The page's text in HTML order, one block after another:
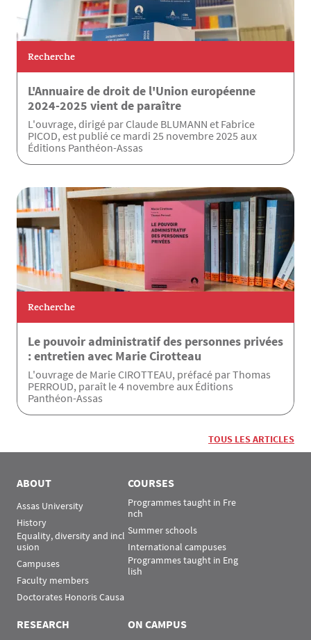
Recherche
L'Annuaire de droit de l'Union européenne
2024-2025 vient de paraître
L'ouvrage, dirigé par Claude BLUMANN et Fabrice
PICOD, est publié ce mardi 25 novembre 2025 aux
Éditions Panthéon-Assas
Recherche
Le pouvoir administratif des personnes privées
: entretien avec Marie Cirotteau
L'ouvrage de Marie CIROTTEAU, préfacé par Thomas
PERROUD, paraît le 4 novembre aux Éditions
Panthéon-Assas
TOUS LES ARTICLES
ABOUT
Assas University
History
Equality, diversity and incl
usion
Campuses
Faculty members
Doctorates Honoris Causa
COURSES
Programmes taught in Fre
nch
Summer schools
International campuses
Programmes taught in Eng
lish
RESEARCH ON CAMPUS